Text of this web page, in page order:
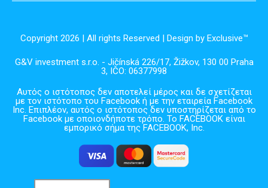
Copyright 2026 | All rights Reserved | Design by Exclusive™️
G&V investment s.r.o. - Jičínská 226/17, Žižkov, 130 00 Praha
3, IČO: 06377998
Αυτός ο ιστότοπος δεν αποτελεί μέρος και δε σχετίζεται
με τον ιστότοπο του Facebook ή με την εταιρεία Facebook
Inc. Επιπλέον, αυτός ο ιστότοπος δεν υποστηρίζεται από το
Facebook με οποιονδήποτε τρόπο. Το FACEBOOK είναι
εμπορικό σήμα της FACEBOOK, Inc.